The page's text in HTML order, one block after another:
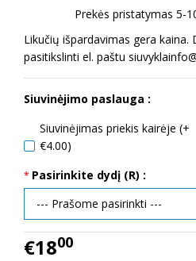
Prekės pristatymas 5-
Likučių išpardavimas gera kaina.
pasitikslinti el. paštu
Siuvinėjimo paslauga :
Siuvinėjimas priekis kairėje (+
€4.00)
Pasirinkite dydį (R) :
€1800